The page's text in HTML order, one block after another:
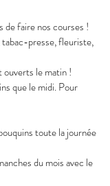
de faire nos courses !
presse, fleuriste,
le matin !
que le midi. Pour
toute la journée
du mois avec le